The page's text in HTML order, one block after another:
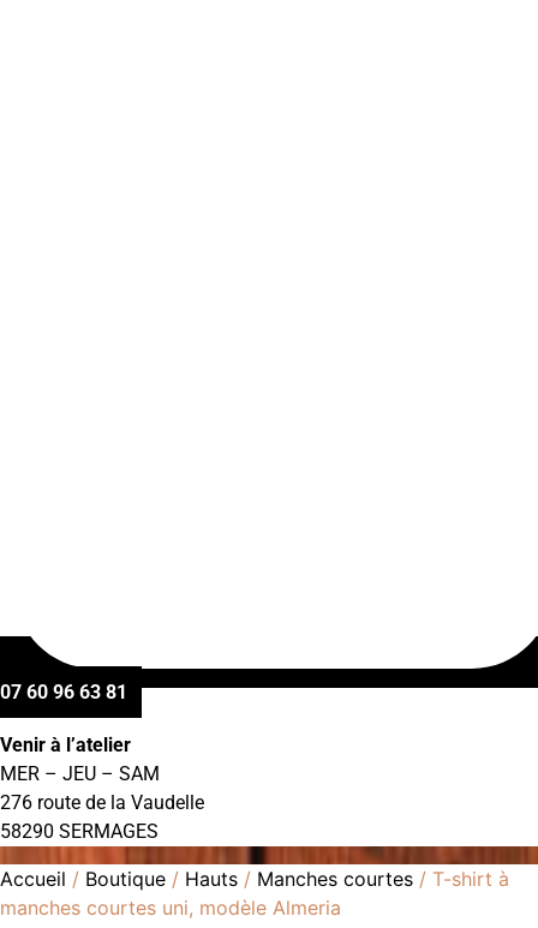
07 60 96 63 81
Venir à l’atelier
MER – JEU – SAM
276 route de la Vaudelle
58290 SERMAGES
Accueil / Boutique / Hauts / Manches courtes / T-shirt à
manches courtes uni, modèle Almeria